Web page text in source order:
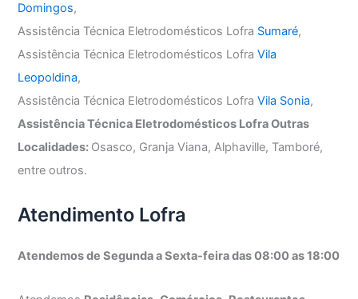
Domingos,
Assistência Técnica Eletrodomésticos Lofra Sumaré,
Assistência Técnica Eletrodomésticos LofraVila
Leopoldina,
Assistência Técnica Eletrodomésticos LofraVila Sonia,
Assistência Técnica Eletrodomésticos Lofra Outras
Localidades: Osasco, Granja Viana, Alphaville, Tamboré,
entre outros.
Atendimento Lofra
Atendemos de Segunda a Sexta-feira das 08:00 as 18:00